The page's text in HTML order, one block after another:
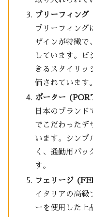
ブリーフィン
ブリーフィング
ザインが特徴で
しています。ビ
きるスタイリッ
価されています。
ポーター
日本のブランド
でこだわったデ
います。シンプ
く、通勤用バッ
す。
フェリージ
イタリアの高級
ーを使用した上